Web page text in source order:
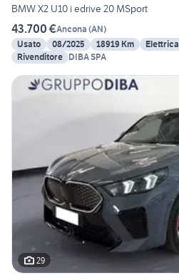
BMW X2 U10 i edrive 20 MSport
43.700 €Ancona (AN)
Usato
08/2025 18919 Km Elettrica
Rivenditore DIBA SPA
29